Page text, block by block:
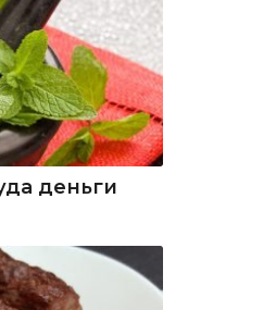
деньги